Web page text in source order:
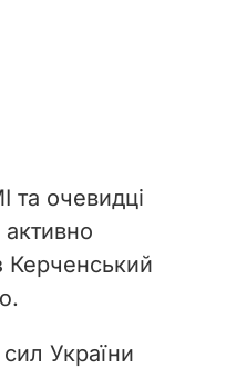
та очевидці
Керченський
України